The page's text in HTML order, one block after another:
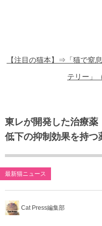
【注目の猫本】⇒「猫で窒
テリー」
東レが開発した治療薬
低下の抑制効果を持つ
最新猫ニュース
Cat Press編集部
猫のゲーム・アプリ
猫のフリー写真素材